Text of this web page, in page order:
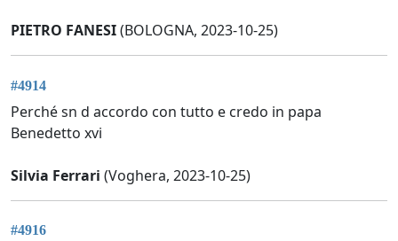
PIETRO FANESI(BOLOGNA, 2023-10-25)
#4914
Perché sn d accordo con tutto e credo in papa
Benedetto xvi
Silvia Ferrari (Voghera, 2023-10-25)
#4916